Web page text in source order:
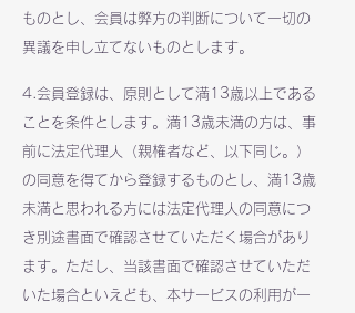
ものとし、会員は弊方の判断について一切の
異議を申し立てないものとします。
4.会員登録は、原則として満13歳以上である
ことを条件とします。満13歳未満の方は、事
前に法定代理人（親権者など、以下同じ。）
の同意を得てから登録するものとし、満13歳
未満と思われる方には法定代理人の同意につ
き別途書面で確認させていただく場合があり
ます。ただし、当該書面で確認させていただ
いた場合といえども、本サービスの利用が一